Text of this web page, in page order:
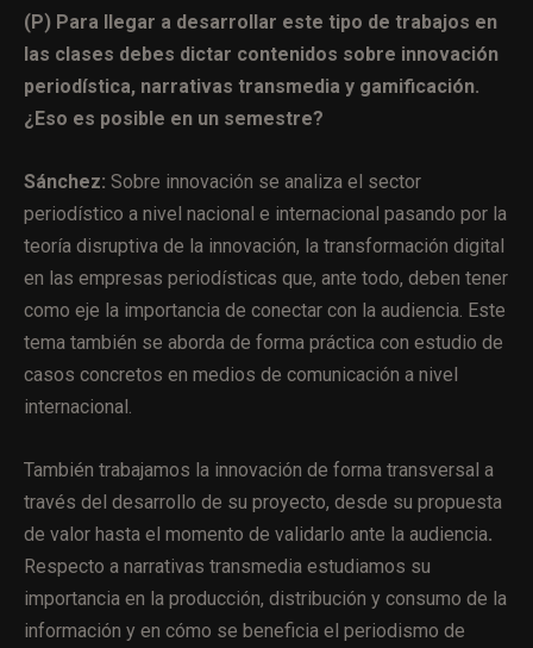
(P) Para llegar a desarrollar este tipo de trabajos en
las clases debes dictar contenidos sobre innovación
periodística, narrativas transmedia y gamificación.
¿Eso es posible en un semestre?
Sánchez: Sobre innovación se analiza el sector
periodístico a nivel nacional e internacional pasando por la
teoría disruptiva de la innovación, la transformación digital
en las empresas periodísticas que, ante todo, deben tener
como eje la importancia de conectar con la audiencia. Este
tema también se aborda de forma práctica con estudio de
casos concretos en medios de comunicación a nivel
internacional.
También trabajamos la innovación de forma transversal a
través del desarrollo de su proyecto, desde su propuesta
de valor hasta el momento de validarlo ante la audiencia.
Respecto a narrativas transmedia estudiamos su
importancia en la producción, distribución y consumo de la
información y en cómo se beneficia el periodismo de